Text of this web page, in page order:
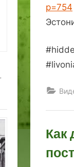
p=754
Как